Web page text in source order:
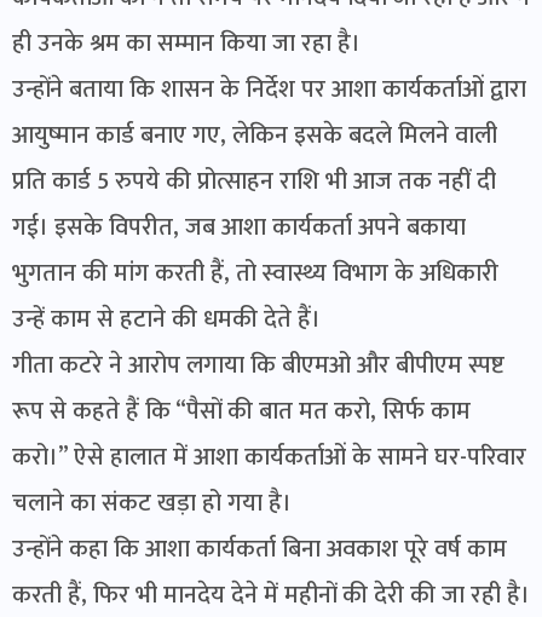
ही उनके श्रम का सम्मान किया जा रहा है।
उन्होंने बताया कि शासन के निर्देश पर आशा कार्यकर्ताओं द्वारा
आयुष्मान कार्ड बनाए गए, लेकिन इसके बदले मिलने वाली
प्रति कार्ड 5 रुपये की प्रोत्साहन राशि भी आज तक नहीं दी
गई। इसके विपरीत, जब आशा कार्यकर्ता अपने बकाया
भुगतान की मांग करती हैं, तो स्वास्थ्य विभाग के अधिकारी
उन्हें काम से हटाने की धमकी देते हैं।
गीता कटरे ने आरोप लगाया कि बीएमओ और बीपीएम स्पष्ट
रूप से कहते हैं कि “पैसों की बात मत करो, सिर्फ काम
करो।” ऐसे हालात में आशा कार्यकर्ताओं के सामने घर-परिवार
चलाने का संकट खड़ा हो गया है।
उन्होंने कहा कि आशा कार्यकर्ता बिना अवकाश पूरे वर्ष काम
करती हैं, फिर भी मानदेय देने में महीनों की देरी की जा रही है।